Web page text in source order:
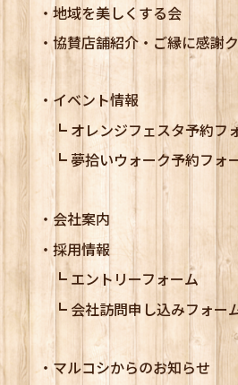
地域を美しくする会
協賛店舗紹介・ご縁に感謝
イベント情報
オレンジフェスタ予約フ
夢拾いウォーク予約フォ
会社案内
採用情報
エントリーフォーム
会社訪問申し込みフォー
マルコシからのお知らせ